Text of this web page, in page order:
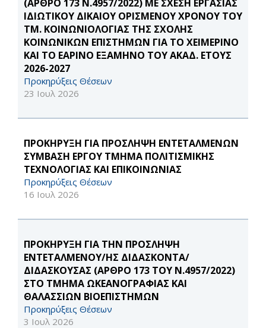
(ΑΡΘΡΟ 173 Ν.4957/2022) ΜΕ ΣΧΕΣΗ ΕΡΓΑΣΙΑΣ
ΙΔΙΩΤΙΚΟΥ ΔΙΚΑΙΟΥ ΟΡΙΣΜΕΝΟΥ ΧΡΟΝΟΥ ΤΟΥ
ΤΜ. ΚΟΙΝΩΝΙΟΛΟΓΙΑΣ ΤΗΣ ΣΧΟΛΗΣ
ΚΟΙΝΩΝΙΚΩΝ ΕΠΙΣΤΗΜΩΝ ΓΙΑ ΤΟ ΧΕΙΜΕΡΙΝΟ
ΚΑΙ ΤΟ ΕΑΡΙΝΟ ΕΞΑΜΗΝΟ ΤΟΥ ΑΚΑΔ. ΕΤΟΥΣ
2026-2027
Προκηρύξεις Θέσεων
23 Ιουλ 2026
ΠΡΟΚΗΡΥΞΗ ΓΙΑ ΠΡΟΣΛΗΨΗ ΕΝΤΕΤΑΛΜΕΝΩΝ
ΣΥΜΒΑΣΗ ΕΡΓΟΥ ΤΜΗΜΑ ΠΟΛΙΤΙΣΜΙΚΗΣ
ΤΕΧΝΟΛΟΓΙΑΣ ΚΑΙ ΕΠΙΚΟΙΝΩΝΙΑΣ
Προκηρύξεις Θέσεων
16 Ιουλ 2026
ΠΡΟΚΗΡΥΞΗ ΓΙΑ ΤΗΝ ΠΡΟΣΛΗΨΗ
ΕΝΤΕΤΑΛΜΕΝΟΥ/ΗΣ ΔΙΔΑΣΚΟΝΤΑ/
ΔΙΔΑΣΚΟΥΣΑΣ (ΑΡΘΡΟ 173 ΤΟΥ Ν.4957/2022)
ΣΤΟ ΤΜΗΜΑ ΩΚΕΑΝΟΓΡΑΦΙΑΣ ΚΑΙ
ΘΑΛΑΣΣΙΩΝ ΒΙΟΕΠΙΣΤΗΜΩΝ
Προκηρύξεις Θέσεων
3 Ιουλ 2026